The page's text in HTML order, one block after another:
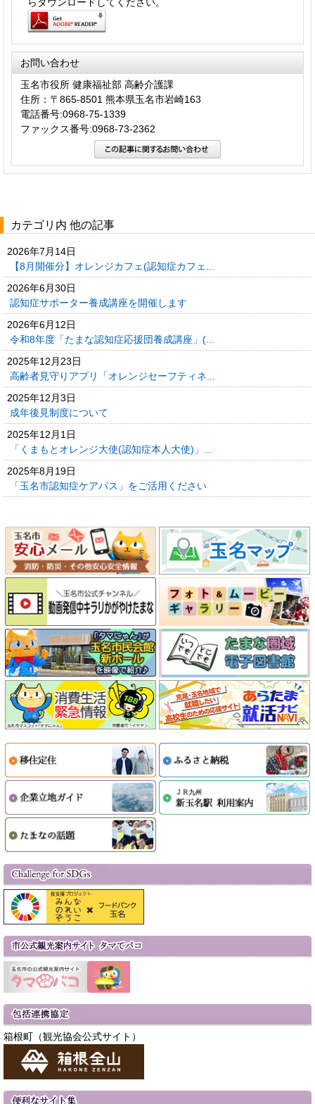
お問い合わせ
玉名市役所 健康福祉部 高齢介護課
住所：〒865-8501 熊本県玉名市岩崎163
電話番号:0968-75-1339
ファックス番号:0968-73-2362
カテゴリ内 他の記事
2026年7月14日
【8月開催分】オレンジカフェ(認知症カフェ...
2026年6月30日
認知症サポーター養成講座を開催します
2026年6月12日
令和8年度「たまな認知症応援団養成講座」(...
2025年12月23日
高齢者見守りアプリ「オレンジセーフティネ...
2025年12月3日
成年後見制度について
2025年12月1日
「くまもとオレンジ大使(認知症本人大使)」...
2025年8月19日
「玉名市認知症ケアパス」をご活用ください
箱根町（観光協会公式サイト）